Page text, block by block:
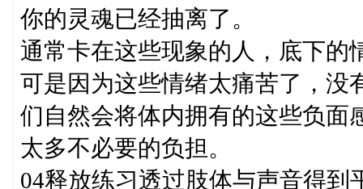
你的灵魂已经抽离了。
通常卡在这些现象的人，底下的
可是因为这些情绪太痛苦了，没
们自然会将体内拥有的这些负面
太多不必要的负担。
04释放练习透过肢体与声音得到